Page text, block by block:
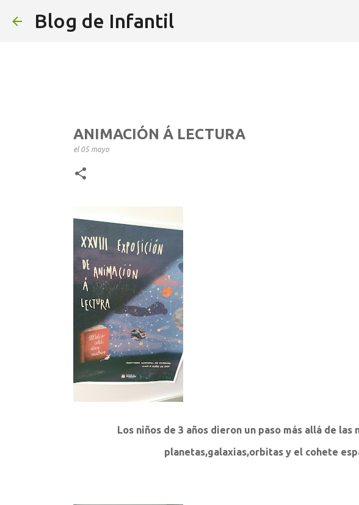
Blog de Infantil
ANIMACIÓN Á LECTURA
el 05 mayo
Los niños de 3 años dieron un paso más allá de las
planetas,galaxias,orbitas y el cohete